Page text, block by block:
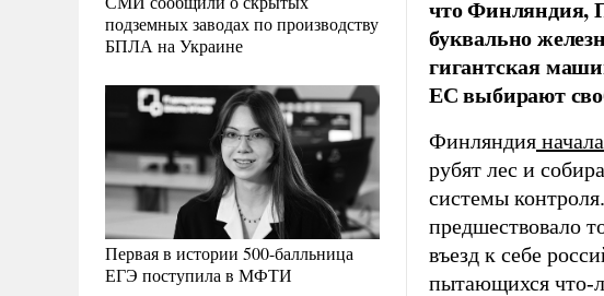
подземных заводах по производству
БПЛА на Украине
Первая в истории 500-балльница
ЕГЭ поступила в МФТИ
что Финляндия,
буквально
гигантская
ЕС выбирают
Финляндия начала
рубят лес и
системы
предшествовало
въезд к себе
пытающихся что-